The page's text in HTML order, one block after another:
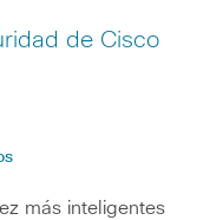
de Cisco
más inteligentes